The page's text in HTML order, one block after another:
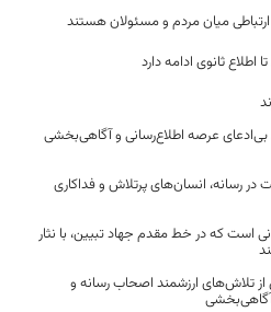
میان مردم و مسئولان هستند
ثانوی ادامه دارد
عرصه اطلاع‌رسانی و آگاهی‌بخشی
در رسانه، انسان‌های پرتلاش و فداکاری
است که در خط مقدم جهاد تبیین، با نثار
از تلاش‌های ارزشمند اصحاب رسانه و
آگاهی‌بخشی